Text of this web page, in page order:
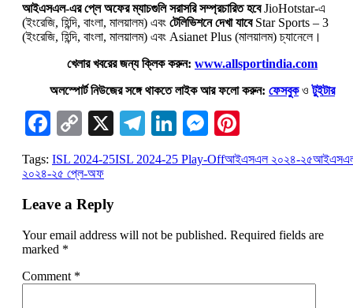
আইএসএল-এর প্লে অফের ম্যাচগুলি সরাসরি সম্প্রচারিত হবেJioHotstar-এ
(ইংরেজি, হিন্দি, বাংলা, মালয়ালম) এবং টেলিভিশনে দেখা যাবেStar Sports – 3
(ইংরেজি, হিন্দি, বাংলা, মালয়ালম) এবং Asianet Plus (মালয়ালম) চ্যানেলে।
খেলার খবরের জন্য ক্লিক করুন: www.allsportindia.com
অলস্পোর্ট নিউজের সঙ্গে থাকতে লাইক আর ফলো করুন: ফেসবুকওটুইটার
Facebook
Copy
Link
X Telegram
LinkedIn
Messenger
Tags: ISL 2024-25ISL 2024-25 Play-Offআইএসএল ২০২৪-২৫
২০২৪-২৫ প্লে-অফ
Leave a Reply
Your email address will not be published. Required fields are
marked *
Comment *